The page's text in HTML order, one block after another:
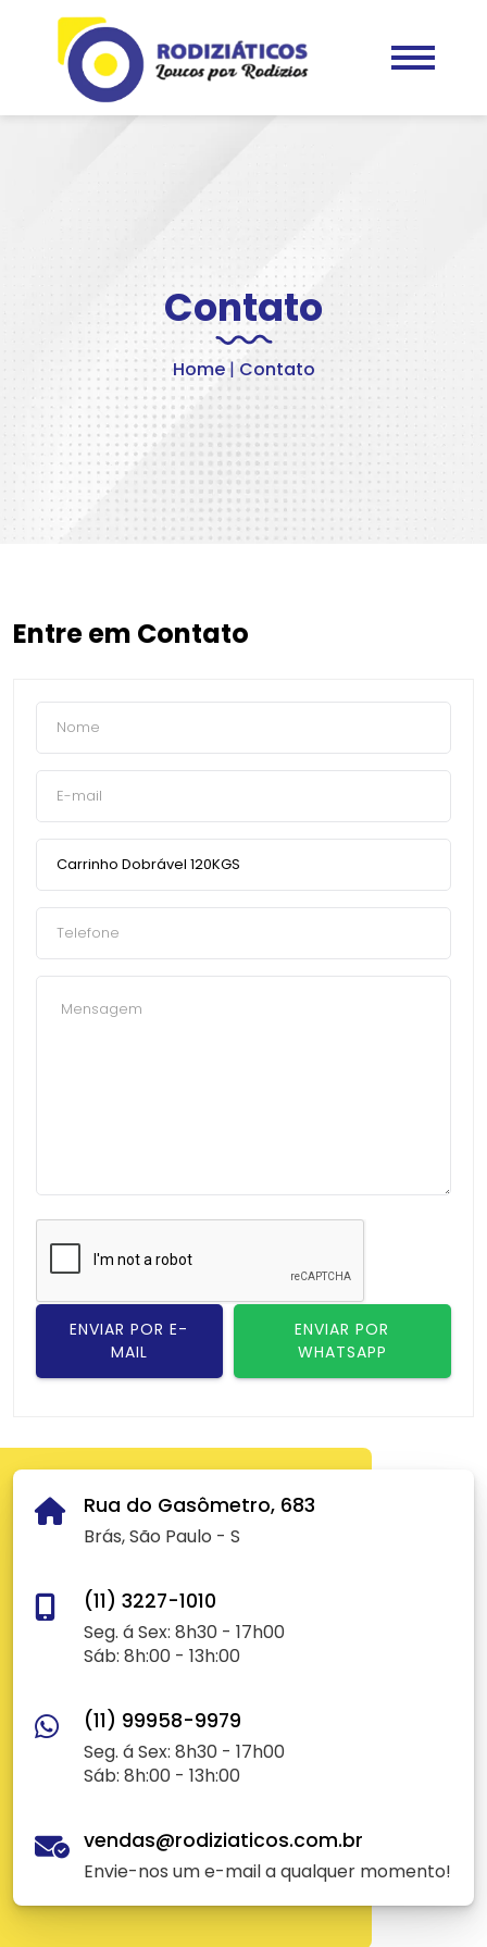
Contato
Home| Contato
Entre em Contato
ENVIAR POR E-
MAIL
ENVIAR POR
WHATSAPP
Rua do Gasômetro, 683
Brás, São Paulo - S
(11) 3227-1010
Seg. á Sex: 8h30 - 17h00
Sáb: 8h:00 - 13h:00
(11) 99958-9979
Seg. á Sex: 8h30 - 17h00
Sáb: 8h:00 - 13h:00
vendas@rodiziaticos.com.br
Envie-nos um e-mail a qualquer momento!